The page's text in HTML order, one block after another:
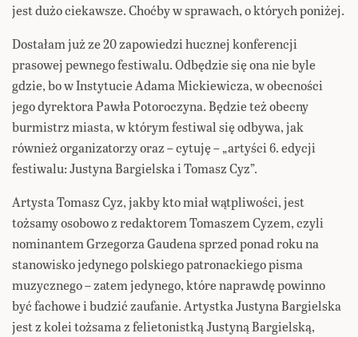
jest dużo ciekawsze. Choćby w sprawach, o których poniżej.
Dostałam już ze 20 zapowiedzi hucznej konferencji
prasowej pewnego festiwalu. Odbędzie się ona nie byle
gdzie, bo w Instytucie Adama Mickiewicza, w obecności
jego dyrektora Pawła Potoroczyna. Będzie też obecny
burmistrz miasta, w którym festiwal się odbywa, jak
również organizatorzy oraz – cytuję – „artyści 6. edycji
festiwalu: Justyna Bargielska i Tomasz Cyz”.
Artysta Tomasz Cyz, jakby kto miał wątpliwości, jest
tożsamy osobowo z redaktorem Tomaszem Cyzem, czyli
nominantem Grzegorza Gaudena sprzed ponad roku na
stanowisko jedynego polskiego patronackiego pisma
muzycznego – zatem jedynego, które naprawdę powinno
być fachowe i budzić zaufanie. Artystka Justyna Bargielska
jest z kolei tożsama z felietonistką Justyną Bargielską,